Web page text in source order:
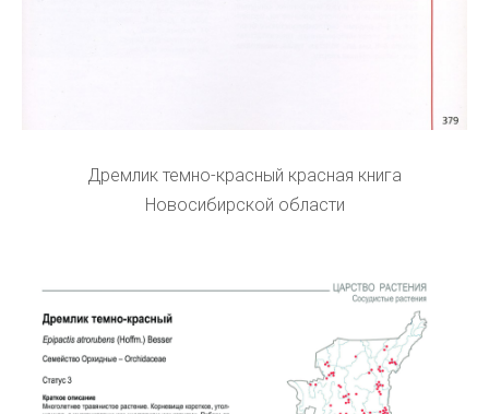
Дремлик темно-красный красная книга
Новосибирской области